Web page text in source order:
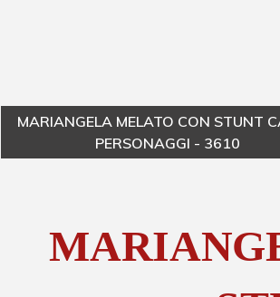
MARIANGELA MELATO CON STUNT
PERSONAGGI - 3610